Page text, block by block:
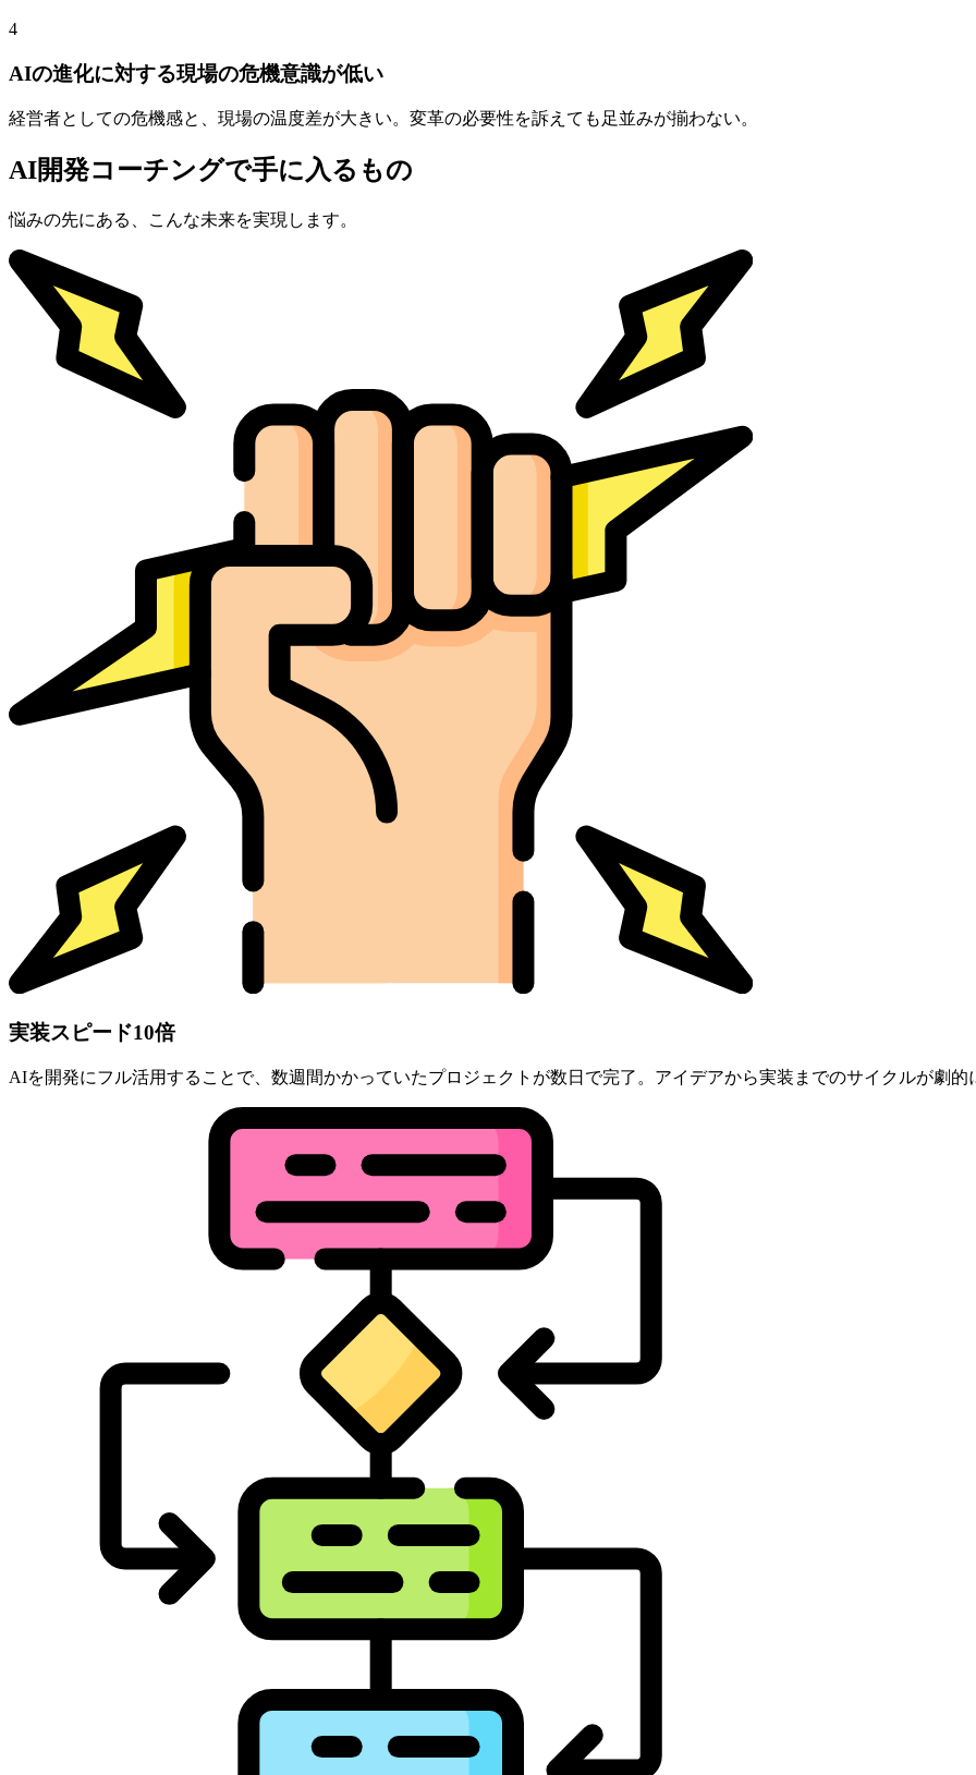
4
AIの進化に対する現場の危機意識が低い
経営者としての危機感と、現場の温度差が大きい。変革の必要性を訴えても足並みが揃わない。
AI開発コーチングで手に入るもの
悩みの先にある、こんな未来を実現します。
実装スピード10倍
AIを開発にフル活用することで、数週間かかっていたプロジェクトが数日で完了。アイデアから実装までのサイクルが劇的